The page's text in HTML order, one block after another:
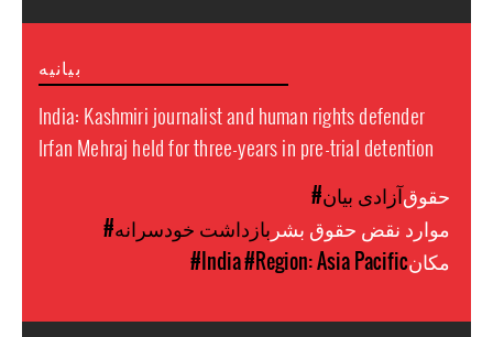
بیانیه
India: Kashmiri journalist and human rights defender
Irfan Mehraj held for three-years in pre-trial detention
#آزادی بیان
#بازداشت خودسرانه
#India#Region: Asia Pacific